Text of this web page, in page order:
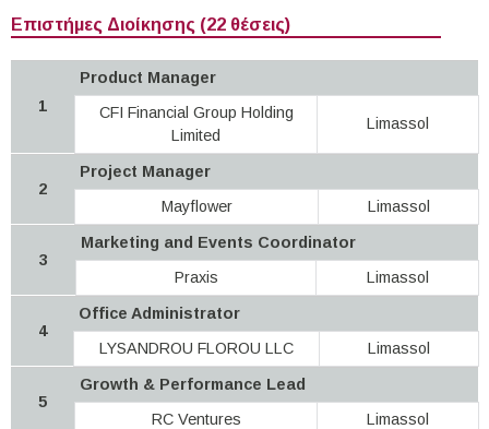
Επιστήμες Διοίκησης (22 θέσεις)
1
Product Manager
CFI Financial Group Holding
Limited
Limassol
2
Project Manager
Mayflower
Limassol
3
Marketing and Events Coordinator
Praxis
Limassol
4
Office Administrator
LYSANDROU FLOROU LLC
Limassol
5
Growth & Performance Lead
RC Ventures
Limassol